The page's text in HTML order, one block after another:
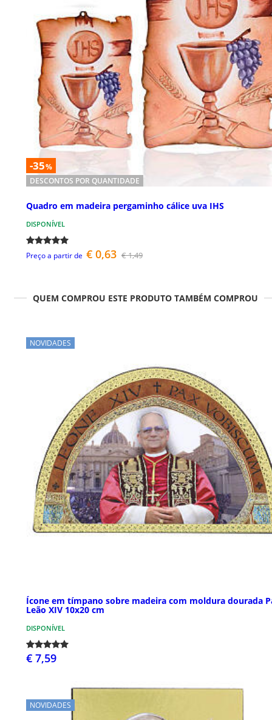
-35%
DESCONTOS POR QUANTIDADE
Quadro em madeira pergaminho cálice uva IHS
DISPONÍVEL
Preço a partir de € 0,63 € 1,49
QUEM COMPROU ESTE PRODUTO TAMBÉM COMPROU
NOVIDADES
Ícone em tímpano sobre madeira com moldura dourada
Leão XIV 10x20 cm
DISPONÍVEL
€ 7,59
NOVIDADES